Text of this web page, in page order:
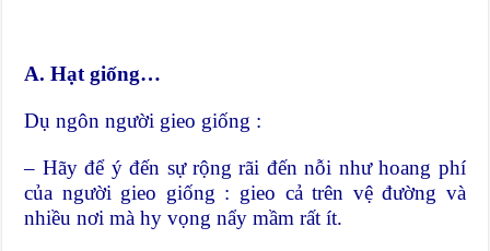
A. Hạt giống…
Dụ ngôn người gieo giống :
– Hãy để ý đến sự rộng rãi đến nỗi như hoang phí
của người gieo giống : gieo cả trên vệ đường và
nhiều nơi mà hy vọng nẩy mầm rất ít.